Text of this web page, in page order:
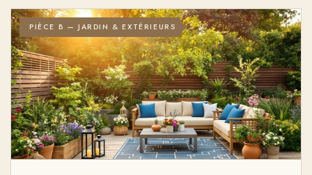
PIÈCE B — JARDIN & EXTÉRIEURS